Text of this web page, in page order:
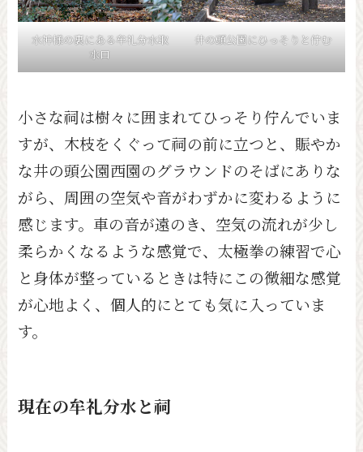
水神様の裏にある牟礼分水取
水口
井の頭公園にひっそりと佇む
小さな祠は樹々に囲まれてひっそり佇んでいま
すが、木枝をくぐって祠の前に立つと、賑やか
な井の頭公園西園のグラウンドのそばにありな
がら、周囲の空気や音がわずかに変わるように
感じます。車の音が遠のき、空気の流れが少し
柔らかくなるような感覚で、太極拳の練習で心
と身体が整っているときは特にこの微細な感覚
が心地よく、個人的にとても気に入っていま
す。
現在の牟礼分水と祠